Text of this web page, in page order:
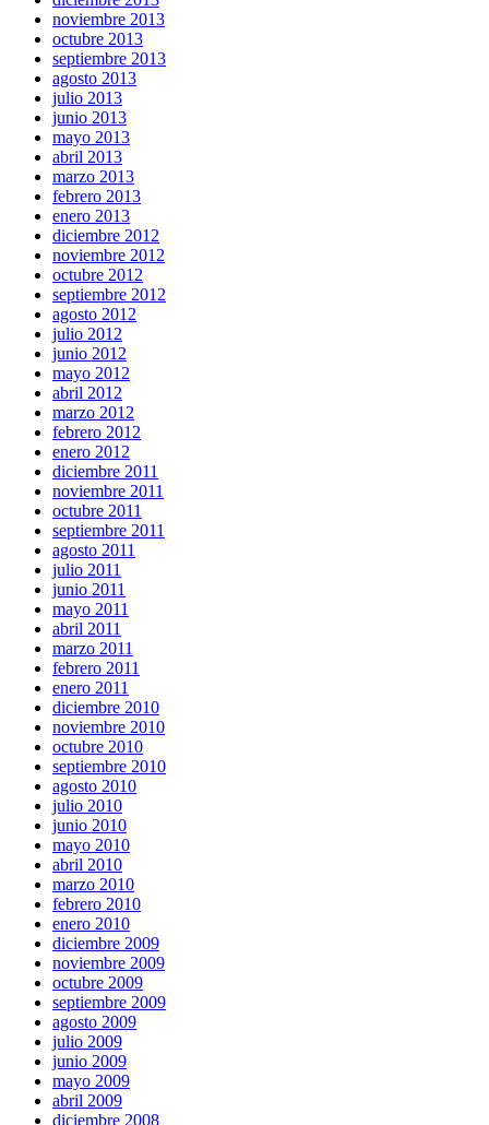
noviembre 2013
octubre 2013
septiembre 2013
agosto 2013
julio 2013
junio 2013
mayo 2013
abril 2013
marzo 2013
febrero 2013
enero 2013
diciembre 2012
noviembre 2012
octubre 2012
septiembre 2012
agosto 2012
julio 2012
junio 2012
mayo 2012
abril 2012
marzo 2012
febrero 2012
enero 2012
diciembre 2011
noviembre 2011
octubre 2011
septiembre 2011
agosto 2011
julio 2011
junio 2011
mayo 2011
abril 2011
marzo 2011
febrero 2011
enero 2011
diciembre 2010
noviembre 2010
octubre 2010
septiembre 2010
agosto 2010
julio 2010
junio 2010
mayo 2010
abril 2010
marzo 2010
febrero 2010
enero 2010
diciembre 2009
noviembre 2009
octubre 2009
septiembre 2009
agosto 2009
julio 2009
junio 2009
mayo 2009
abril 2009
diciembre 2008